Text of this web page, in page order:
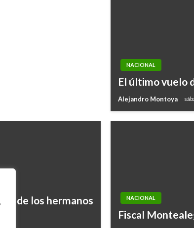
NACIONAL
El último vuelo
Alejandro Montoya
de los hermanos
NACIONAL
Fiscal